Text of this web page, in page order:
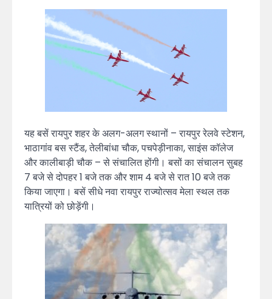
यह बसें रायपुर शहर के अलग-अलग स्थानों – रायपुर रेलवे स्टेशन,
भाठागांव बस स्टैंड, तेलीबांधा चौक, पचपेड़ीनाका, साइंस कॉलेज
और कालीबाड़ी चौक – से संचालित होंगी। बसों का संचालन सुबह
7 बजे से दोपहर 1 बजे तक और शाम 4 बजे से रात 10 बजे तक
किया जाएगा। बसें सीधे नवा रायपुर राज्योत्सव मेला स्थल तक
यात्रियों को छोड़ेंगी।